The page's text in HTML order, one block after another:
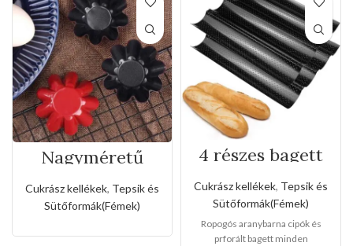
Nagyméretű
rozsda- és
tapadásmentes
muffin forma
Cukrász kellékek, Tepsik és
Sütőformák(Fémek)
4 részes bagett
Cukrász kellékek, Tepsik és
Sütőformák(Fémek)
Ropogós aranybarna cipók és
prforált bagett minden